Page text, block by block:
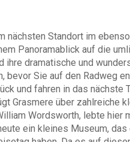
nächsten Standort im
Panoramablick auf die
dramatische und
Sie auf den Radweg
und fahren in das nächste
Grasmere über zahlreiche
Wordsworth, lebte
ein kleines Museum,